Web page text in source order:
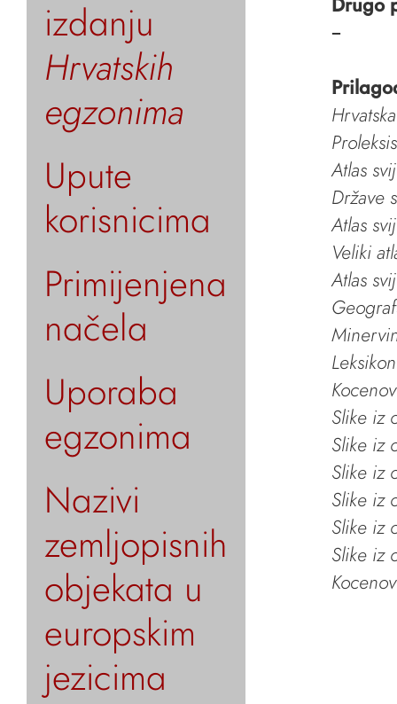
izdanju
Hrvatskih
egzonima
Upute
korisnicima
Primijenjena
načela
Uporaba
egzonima
Nazivi
zemljopisnih
objekata u
europskim
jezicima
–
Atlas
Države
Atlas
Veliki
Atlas
Slike iz
Slike iz
Slike iz
Slike iz
Slike iz
Slike iz